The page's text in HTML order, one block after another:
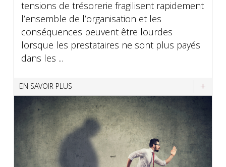
tensions de trésorerie fragilisent rapidement
l’ensemble de l’organisation et les
conséquences peuvent être lourdes
lorsque les prestataires ne sont plus payés
dans les ...
EN SAVOIR PLUS